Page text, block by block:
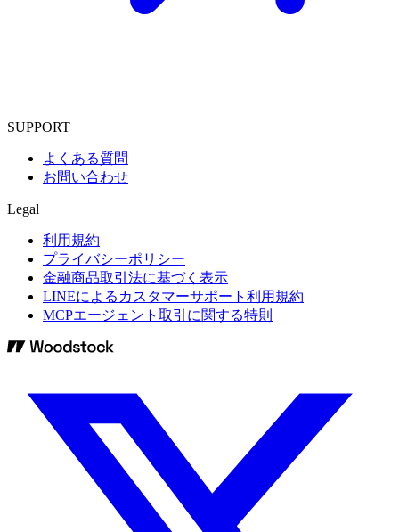
SUPPORT
よくある質問
お問い合わせ
Legal
利用規約
プライバシーポリシー
金融商品取引法に基づく表示
LINEによるカスタマーサポート利用規約
MCPエージェント取引に関する特則